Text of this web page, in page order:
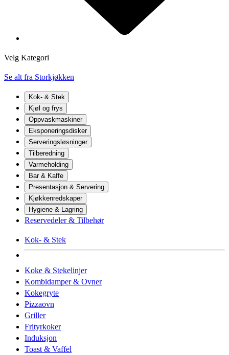
Velg Kategori
Se alt fra Storkjøkken
Kok- & Stek
Kjøl og frys
Oppvaskmaskiner
Eksponeringsdisker
Serveringsløsninger
Tilberedning
Varmeholding
Bar & Kaffe
Presentasjon & Servering
Kjøkkenredskaper
Hygiene & Lagring
Reservedeler & Tilbehør
Kok- & Stek
Koke & Stekelinjer
Kombidamper & Ovner
Kokegryte
Pizzaovn
Griller
Frityrkoker
Induksjon
Toast & Vaffel